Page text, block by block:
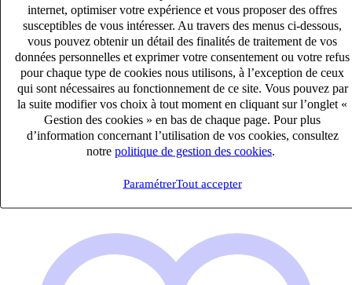
internet, optimiser votre expérience et vous proposer des offres
susceptibles de vous intéresser. Au travers des menus ci-dessous,
vous pouvez obtenir un détail des finalités de traitement de vos
données personnelles et exprimer votre consentement ou votre refus
pour chaque type de cookies nous utilisons, à l’exception de ceux
qui sont nécessaires au fonctionnement de ce site. Vous pouvez par
la suite modifier vos choix à tout moment en cliquant sur l’onglet «
Gestion des cookies » en bas de chaque page. Pour plus
d’information concernant l’utilisation de vos cookies, consultez
notre politique de gestion des cookies
ParamétrerTout accepter
Chef de mission H/F
CDI
40k – 50k €
Schiltigheim, Bas-Rhin (67300)
Publié le 08/08/2026